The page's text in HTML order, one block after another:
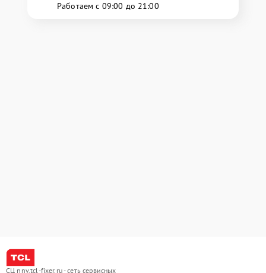
Работаем с 09:00 до 21:00
СЦ nnv.tcl-fixer.ru - сеть сервисных